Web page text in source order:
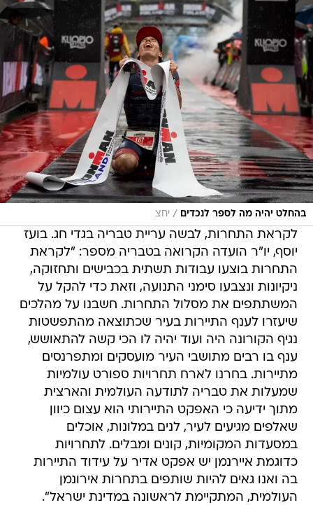
בהחלט יהיה מה לספר לנכדים / יחצ
לקראת התחרות, לבשה עריית טבריה בגדי חג. בועז
יוסף, יו"ר הועדה הקרואה בטבריה מספר: "לקראת
התחרות בוצעו עבודות תשתית בכבישים ותחזוקה,
ניקיונות ונצבעו סימני התנועה, וזאת כדי להקל על
המשתתפים את מסלול התחרות. חשבנו על מהלכים
שיעזרו לענף התיירות בעיר שכתוצאה מהתפשטות
נגיף הקורונה היה ועוד יהיה לו הכי קשה להתאושש,
ענף בו רבים מתושבי העיר מועסקים ומתפרנסים
מתיירות. בחרנו לארח תחרויות ספורט עולמיות
שמעלות את טבריה לתודעה העולמית והארצית
מתוך ידיעה כי האפקט התיירותי הוא עצום כיוון
שאלפים מגיעים לעיר, לנים במלונות, אוכלים
במסעדות המקומיות, קונים ומבלים. לתחרויות
כדוגמת איירנמן יש אפקט אדיר על עידוד התיירות
בה ואנו גאים להיות שותפים בתחרות אירונמן
העולמית, המתקיימת לראשונה במדינת ישראל".